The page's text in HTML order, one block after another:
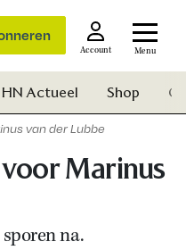
Account Menu
HN Actueel Shop
van der Lubbe
Marinus
na.